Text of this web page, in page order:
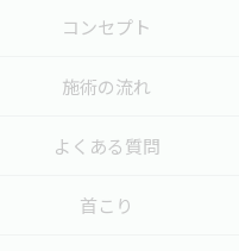
コンセプト
施術の流れ
よくある質問
首こり